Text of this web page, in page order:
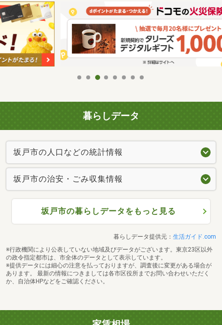
暮らしデータ
坂戸市の人口などの統計情報
坂戸市の治安・ごみ収集情報
坂戸市の暮らしデータをもっと見る
暮らしデータ提供元： 生活ガイド.com
※行政機関により公表していない地域及びデータがございます。東京23区以外
の政令指定都市は、市全体のデータとして表示しています。
※提供データには細心の注意を払っておりますが、調査後に変更がある場合が
あります。 最新の情報につきましては各市区役所までお問い合わせいただく
か、自治体HPなどをご確認ください。